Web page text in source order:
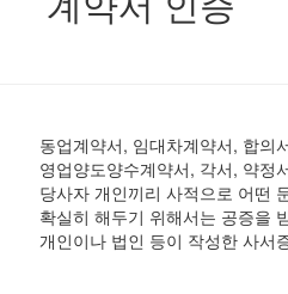
동업계약서, 임대차계약서, 합의
영업양도양수계약서, 각서, 약정
당사자 개인끼리 사적으로 어떤
확실히 해두기 위해서는 공증을
개인이나 법인 등이 작성한 사서